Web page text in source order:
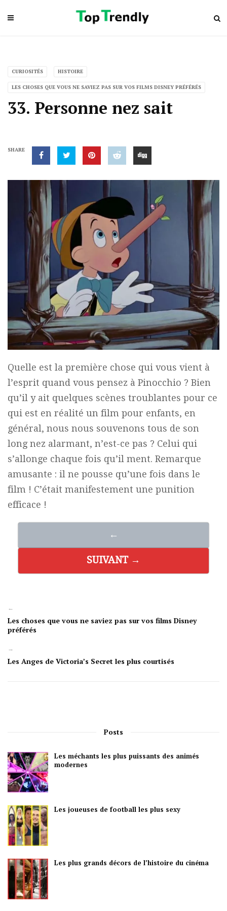
CURIOSITÉS HISTOIRE
LES CHOSES QUE VOUS NE SAVIEZ PAS SUR VOS FILMS DISNEY PRÉFÉRÉS
33. Personne nez sait
SHARE
Quelle est la première chose qui vous vient à
l’esprit quand vous pensez à Pinocchio ? Bien
qu’il y ait quelques scènes troublantes pour ce
qui est en réalité un film pour enfants, en
général, nous nous souvenons tous de son
long nez alarmant, n’est-ce pas ? Celui qui
s’allonge chaque fois qu’il ment. Remarque
amusante : il ne pousse qu’une fois dans le
film ! C’était manifestement une punition
efficace !
←
SUIVANT →
←
Les choses que vous ne saviez pas sur vos films Disney
préférés
→
Les Anges de Victoria’s Secret les plus courtisés
Posts
Les méchants les plus puissants des animés
modernes
Les joueuses de football les plus sexy
Les plus grands décors de l’histoire du cinéma